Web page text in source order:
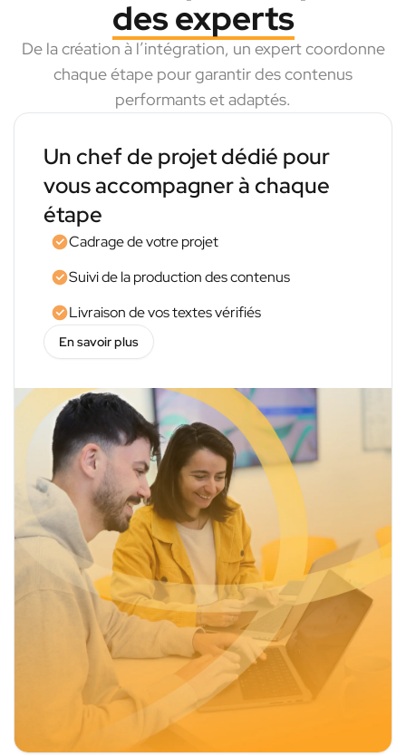
des experts
De la création à l’intégration, un expert coordonne
chaque étape pour garantir des contenus
performants et adaptés.
Un chef de projet dédié pour
vous accompagner à chaque
étape
Cadrage de votre projet
Suivi de la production des contenus
Livraison de vos textes vérifiés
En savoir plus